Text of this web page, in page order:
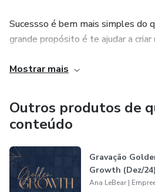
Sucessso é bem mais simples do
grande propósito é te ajudar a
um curso prático, com base em
alguém que, como você, também
produtos, vendas e clientes para
Mostrar mais
Outros produtos de
conteúdo
Gravação
Growth (Dez/24)